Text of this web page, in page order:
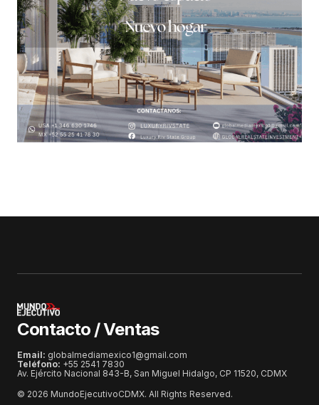
Contacto / Ventas
Email: globalmediamexico1@gmail.com
Teléfono: +55 2541 7830
Av. Ejército Nacional 843-B, San Miguel Hidalgo, CP 11520, CDMX
© 2026 MundoEjecutivoCDMX. All Rights Reserved.